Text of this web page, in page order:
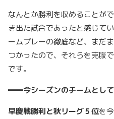
なんとか勝利を収めることが
き出た試合であったと感じて
ームプレーの徹底など、まだ
つかったので、それらを克服
です。
━━今シーズンのチームとし
早慶戦勝利と秋リーグ５位を